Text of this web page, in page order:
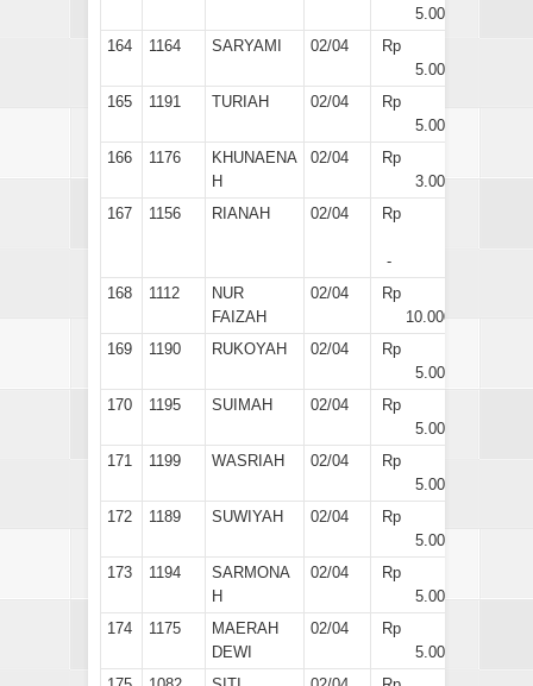
5.000
164
1164 SARYAMI 02/04
Rp
5.000
165
1191 TURIAH 02/04
Rp
5.000
166
1176
KHUNAENA
H
02/04
Rp
3.000
167
1156 RIANAH 02/04 Rp
-
168
1112
NUR
FAIZAH
02/04
Rp
10.000
169
1190 RUKOYAH 02/04
Rp
5.000
170
1195 SUIMAH 02/04
Rp
5.000
171
1199 WASRIAH 02/04
Rp
5.000
172
1189 SUWIYAH 02/04
Rp
5.000
173
1194
SARMONA
H
02/04
Rp
5.000
174
1175
MAERAH
DEWI
02/04
Rp
5.000